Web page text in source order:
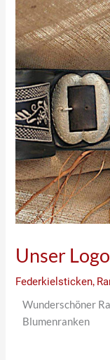
Unser
Federkielsticken,
Wunderschöner
Blumenranken